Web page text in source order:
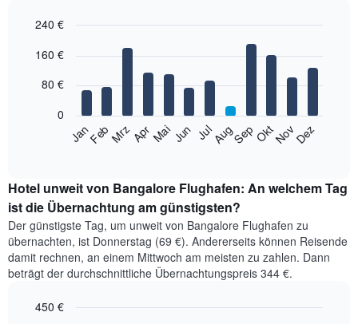
chart
bars.
folgende
den
durchschnittlichen
Zimmerpreis
im
jeweiligen
Monat
an.
Diagramm
graphic.
JanFebMrzAprMaiJun JulAugSep OktNovDez
0
80 €
160 €
240 €
Hotel unweit von Bangalore Flughafen: An welchem Tag
ist die Übernachtung am günstigsten?
Der günstigste Tag, um unweit von Bangalore Flughafen zu
übernachten, ist Donnerstag (69 €). Andererseits können Reisende
damit rechnen, an einem Mittwoch am meisten zu zahlen. Dann
beträgt der durchschnittliche Übernachtungspreis 344 €.
450 €